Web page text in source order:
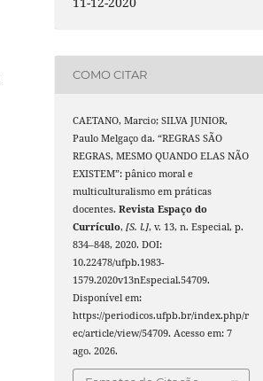
COMO CITAR
CAETANO, Marcio; SILVA JUNIOR,
Paulo Melgaço da. “REGRAS SÃO
REGRAS, MESMO QUANDO ELAS NÃO
EXISTEM”: pânico moral e
multiculturalismo em práticas
docentes.Revista Espaço do
Currículo,[S. l.], v. 13, n. Especial, p.
834–848, 2020. DOI:
10.22478/ufpb.1983-
1579.2020v13nEspecial.54709.
Disponível em:
https://periodicos.ufpb.br/index.php/r
ec/article/view/54709. Acesso em: 7
ago. 2026.